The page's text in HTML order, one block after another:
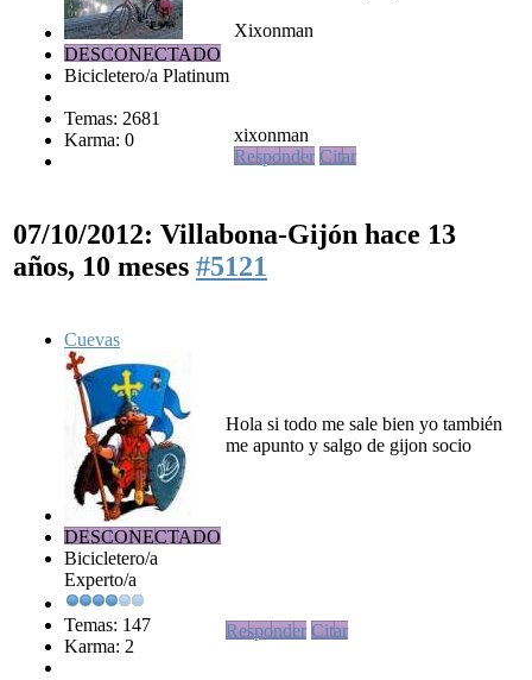
DESCONECTADO
Bicicletero/a Platinum
Temas: 2681
Karma: 0
Xixonman
xixonman
Responder Citar
07/10/2012: Villabona-Gijón hace 13
años, 10 meses #5121
Cuevas
DESCONECTADO
Bicicletero/a
Experto/a
Temas: 147
Karma: 2
Hola si todo me sale bien yo también
me apunto y salgo de gijon socio
Responder Citar